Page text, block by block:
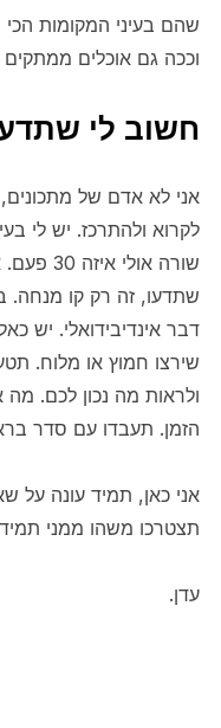
שהם בעיני המקומות הכי
וככה גם אוכלים
חשוב לי
אני לא אדם של
לקרוא ולהתרכז. יש לי
שורה
שתדעו, זה רק קו מנחה.
דבר אינדיבידואלי. יש
שירצו חמוץ או מלוח.
ולראות מה נכון לכם.
הזמן. תעבדו עם סדר
אני כאן, תמיד עונה על
תצטרכו משהו ממני
עדן.